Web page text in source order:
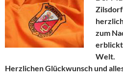
zum
Welt.
Herzlichen Glückwunsch und